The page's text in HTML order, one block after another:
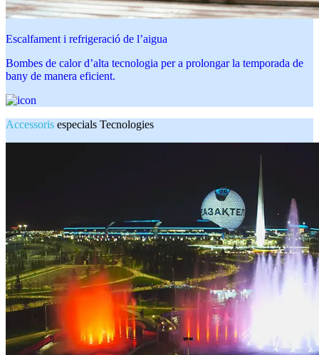
Escalfament i refrigeració de l’aigua
Bombes de calor d’alta tecnologia per a prolongar la temporada de
bany de manera eficient.
Accessoris especials Tecnologies